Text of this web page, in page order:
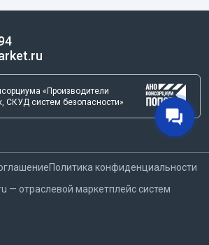
«Производители
СКУД систем безопасности»
Политика конфиденциальности
— отраслевой маркетплейс систем